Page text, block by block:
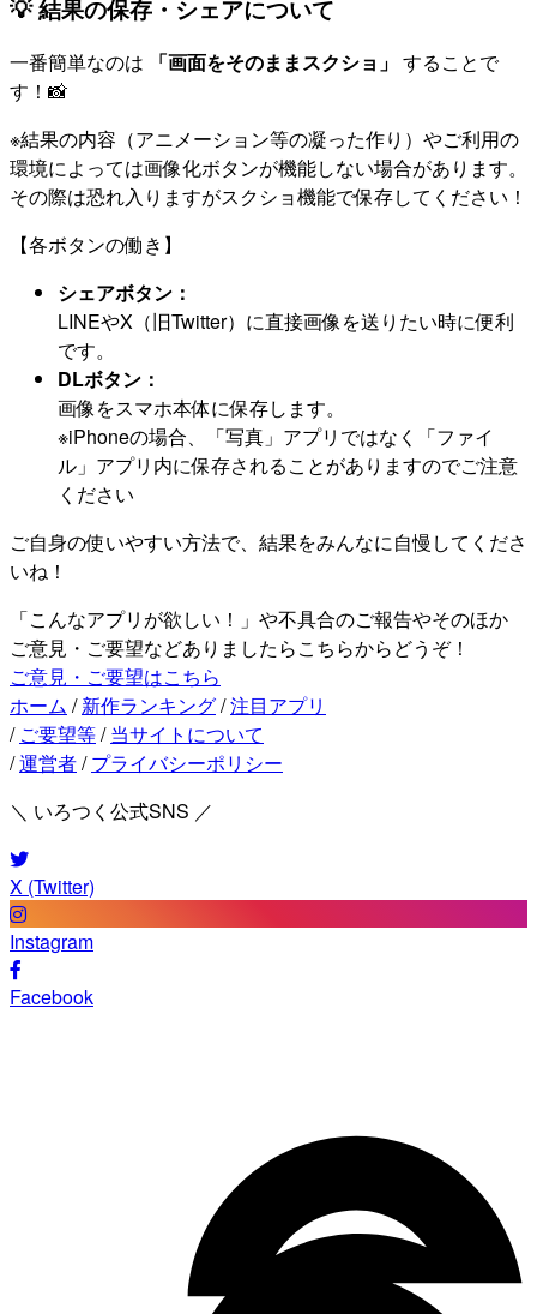
💡 結果の保存・シェアについて
一番簡単なのは 「画面をそのままスクショ」 することで
す！📸
※結果の内容（アニメーション等の凝った作り）やご利用の
環境によっては画像化ボタンが機能しない場合があります。
その際は恐れ入りますがスクショ機能で保存してください！
【各ボタンの働き】
シェアボタン：
LINEやX（旧Twitter）に直接画像を送りたい時に便利
です。
DLボタン：
画像をスマホ本体に保存します。
※iPhoneの場合、「写真」アプリではなく「ファイ
ル」アプリ内に保存されることがありますのでご注意
ください
ご自身の使いやすい方法で、結果をみんなに自慢してくださ
いね！
「こんなアプリが欲しい！」や不具合のご報告やそのほか
ご意見・ご要望などありましたらこちらからどうぞ！
ご意見・ご要望はこちら
ホーム / 新作ランキング/注目アプリ
/ ご要望等/ 当サイトについて
/運営者/ プライバシーポリシー
＼ いろつく公式SNS ／
X (Twitter)
Instagram
Facebook